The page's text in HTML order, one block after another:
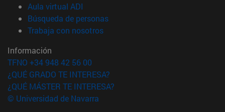
Aula virtual ADI
Búsqueda de personas(abre en nueva ventana)
Trabaja con nosotros(abre en nueva ventana)
Información
TFNO +34 948 42 56 00
¿QUÉ GRADO TE INTERESA?
¿QUÉ MÁSTER TE INTERESA?
© Universidad de Navarra